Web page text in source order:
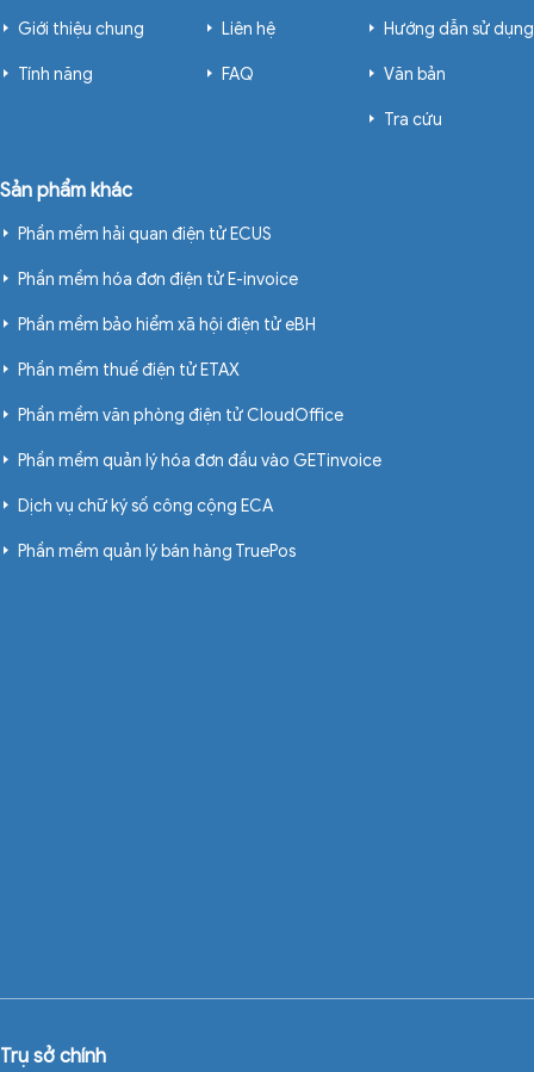
Giới thiệu chung
Tính năng
Liên hệ
FAQ
Hướng dẫn sử dụng
Văn bản
Tra cứu
Sản phẩm khác
Phần mềm hải quan điện tử ECUS
Phần mềm hóa đơn điện tử E-invoice
Phần mềm bảo hiểm xã hội điện tử eBH
Phần mềm thuế điện tử ETAX
Phần mềm văn phòng điện tử CloudOffice
Phần mềm quản lý hóa đơn đầu vào GETinvoice
Dịch vụ chữ ký số công cộng ECA
Phần mềm quản lý bán hàng TruePos
Trụ sở chính